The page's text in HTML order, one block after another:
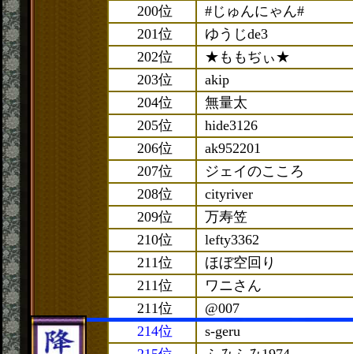
200位
#じゅんにゃん#
201位
ゆうじde3
202位
★ももぢぃ★
203位
akip
204位
無量太
205位
hide3126
206位
ak952201
207位
ジェイのこころ
208位
cityriver
209位
万寿笠
210位
lefty3362
211位
ほぼ空回り
211位
ワニさん
211位
@007
214位
s-geru